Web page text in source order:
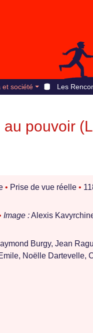
et société Les
au pouvoir
• Prise de vue réelle •
Image :Alexis
Burgy, Jean
Noëlle Dartevelle,